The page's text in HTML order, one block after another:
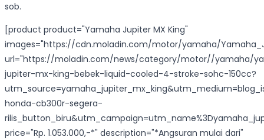
sob.
[product product="Yamaha Jupiter MX King"
images="https://cdn.moladin.com/motor/yamaha/
url="https://moladin.com/news/category/motor//yamaha/
jupiter-mx-king-bebek-liquid-cooled-4-stroke-sohc-150cc?
honda-cb300r-segera-
price="Rp. 1.053.000,-*" description="*Angsuran mulai dari"